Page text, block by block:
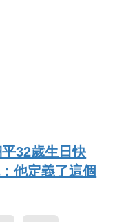
32歲生日快
他定義了這個